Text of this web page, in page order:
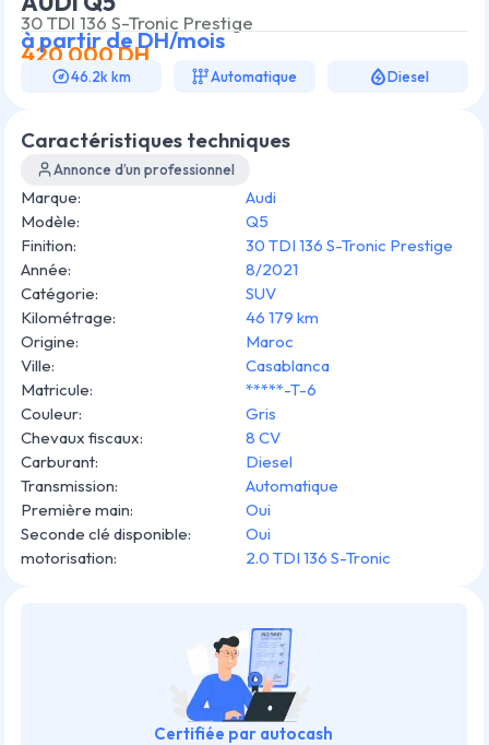
Caractéristiques techniques
Annonce d’un professionnel
Marque:
Audi
Modèle:
Q5
Finition:
30 TDI 136 S-Tronic Prestige
Année:
8/2021
Catégorie:
SUV
Kilométrage:
46 179 km
Origine:
Maroc
Ville:
Casablanca
Matricule:
*****-T-6
Couleur:
Gris
Chevaux fiscaux:
8 CV
Carburant:
Diesel
Transmission:
Automatique
Première main:
Oui
Seconde clé disponible:
Oui
motorisation: 2.0 TDI 136 S-Tronic
Certifiée par autocash
30 TDI 136 S-Tronic Prestige
à partir deDH/mois
420 000DH
46.2k km Automatique Diesel